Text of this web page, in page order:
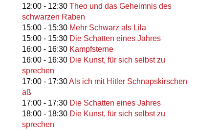
12:00- 12:30 Theo und das Geheimnis des
schwarzen Raben
15:00- 15:30 Mehr Schwarz als Lila
15:00- 15:30 Die Schatten eines Jahres
16:00- 16:30 Kampfsterne
16:00- 16:30 Die Kunst, für sich selbst zu
sprechen
17:00- 17:30Als ich mit Hitler Schnapskirschen
aß
17:00- 17:30 Die Schatten eines Jahres
18:00- 18:30 Die Kunst, für sich selbst zu
sprechen